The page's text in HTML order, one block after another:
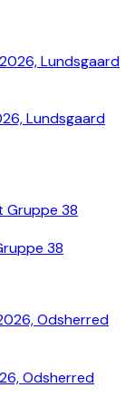
Lundsgaard
38
Odsherred